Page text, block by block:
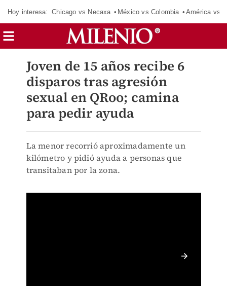
Hoy interesa: Chicago vs Necaxa México vs Colombia América vs
Joven de 15 años recibe 6
disparos tras agresión
sexual en QRoo; camina
para pedir ayuda
La menor recorrió aproximadamente un
kilómetro y pidió ayuda a personas que
transitaban por la zona.